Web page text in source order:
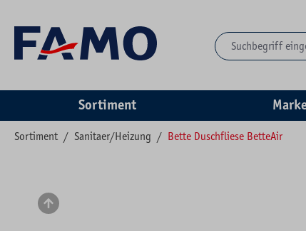
Sortiment
Sortiment / Sanitaer/Heizung / Bette Duschfliese BetteAir
Bildergalerie überspringen